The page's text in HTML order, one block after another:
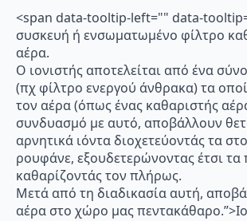
<span data-tooltip-left="" data-
συσκευή ή ενσωματωμένο φίλτρο
αέρα.
Ο ιονιστής αποτελείται από ένα
(πχ φίλτρο ενεργού άνθρακα) τα
τον αέρα (όπως ένας καθαριστής
συνδυασμό με αυτό, αποβάλλουν
αρνητικά ιόντα διοχετεύοντάς τα
ρουφάνε, εξουδετερώνοντας έτσι τα
καθαρίζοντάς τον πλήρως.
Μετά από τη διαδικασία αυτή,
αέρα στο χώρο μας